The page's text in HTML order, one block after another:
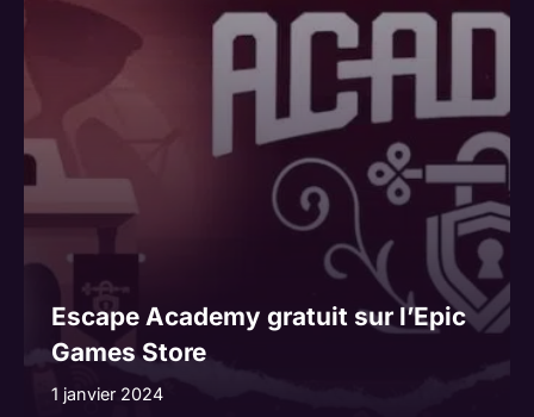
Escape Academy gratuit sur l’Epic
Games Store
1 janvier 2024